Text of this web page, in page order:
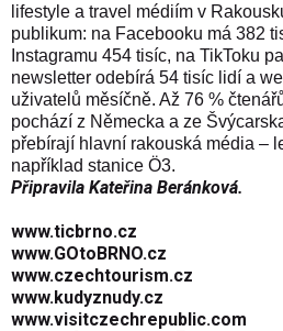
lifestyle a travel médiím v
publikum: na Facebooku má 382
Instagramu 454 tisíc, na TikToku
newsletter odebírá 54 tisíc lidí a
uživatelů měsíčně. Až 76 %
pochází z Německa a ze
přebírají hlavní rakouská média –
například stanice Ö3.
Připravila Kateřina Beránková.
www.ticbrno.cz
www.GOtoBRNO.cz
www.czechtourism.cz
www.kudyznudy.cz
www.visitczechrepublic.com